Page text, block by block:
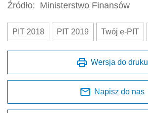
Źródło: Ministerstwo Finansów
PIT 2018 PIT 2019 Twój e-PIT
Wersja do druku
Napisz do nas